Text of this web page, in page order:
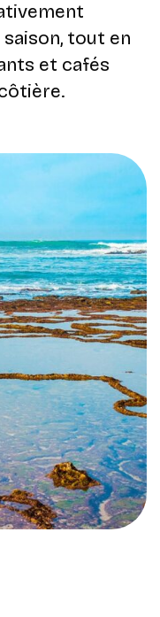
tout en
et cafés